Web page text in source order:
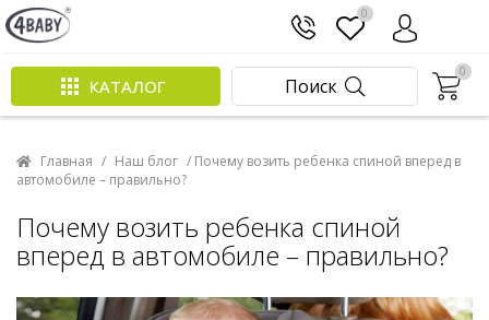
КАТАЛОГ Поиск
0
0
Главная / Наш блог / Почему возить ребенка спиной вперед в
автомобиле – правильно?
Почему возить ребенка спиной
вперед в автомобиле – правильно?